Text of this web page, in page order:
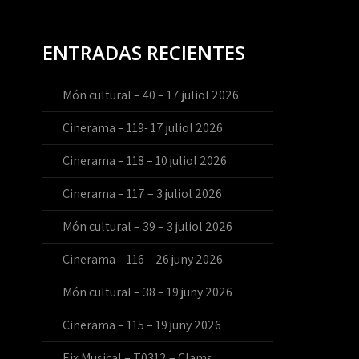
ENTRADAS RECIENTES
Món cultural – 40 – 17 juliol 2026
Cinerama – 119- 17 juliol 2026
Cinerama – 118 – 10 juliol 2026
Cinerama – 117 – 3 juliol 2026
Món cultural – 39 – 3 juliol 2026
Cinerama – 116 – 26 juny 2026
Món cultural – 38 – 19 juny 2026
Cinerama – 115 – 19 juny 2026